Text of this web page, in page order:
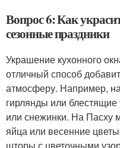
Вопрос 6: Как
сезонные праздники
Украшение кухонного
отличный способ
атмосферу. Например,
гирлянды или
или снежинки. На Пасху
яйца или весенние